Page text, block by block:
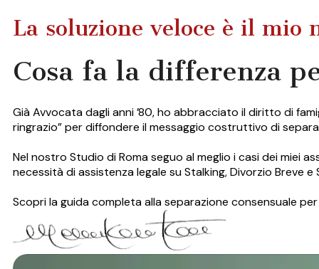
La soluzione veloce è il mio
Cosa fa la differenza
Già Avvocata dagli anni ’80, ho abbracciato il diritto di
ringrazio” per diffondere il messaggio costruttivo di
Nel nostro Studio di Roma seguo al meglio i casi dei miei
necessità di assistenza legale su Stalking, Divorzio Breve
Scopri la guida completa alla separazione consensuale